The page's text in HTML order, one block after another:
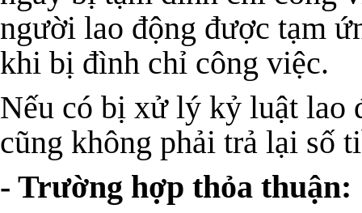
người lao động được tạm
khi bị đình chỉ công việc.
Nếu có bị xử lý kỷ luật lao
cũng không phải trả lại số
- Trường hợp thỏa thuận: